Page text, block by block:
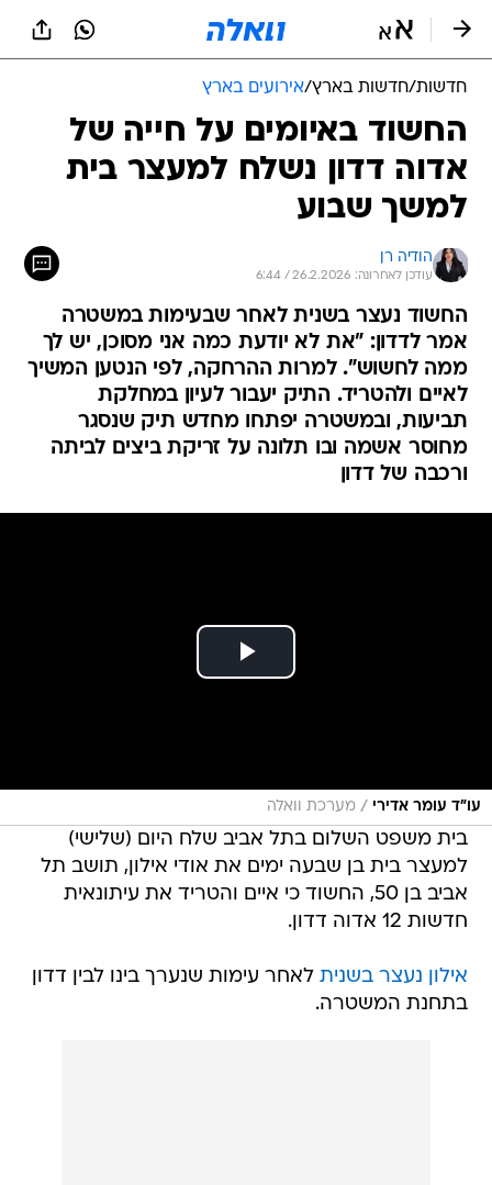
חדשות/חדשות בארץ/אירועים בארץ
החשוד באיומים על חייה של
אדוה דדון נשלח למעצר בית
למשך שבוע
הודיה רן
עודכן לאחרונה: 26.2.2026 / 6:44
החשוד נעצר בשנית לאחר שבעימות במשטרה
אמר לדדון: "את לא יודעת כמה אני מסוכן, יש לך
ממה לחשוש". למרות ההרחקה, לפי הנטען המשיך
לאיים ולהטריד. התיק יעבור לעיון במחלקת
תביעות, ובמשטרה יפתחו מחדש תיק שנסגר
מחוסר אשמה ובו תלונה על זריקת ביצים לביתה
ורכבה של דדון
עו״ד עומר אדירי / מערכת וואלה
בית משפט השלום בתל אביב שלח היום (שלישי)
למעצר בית בן שבעה ימים את אודי אילון, תושב תל
אביב בן 50, החשוד כי איים והטריד את עיתונאית
חדשות 12 אדוה דדון.
אילון נעצר בשנית לאחר עימות שנערך בינו לבין דדון
בתחנת המשטרה.